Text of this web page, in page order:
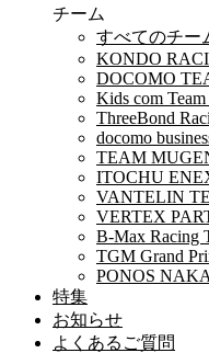
チーム
すべてのチー
KONDO
DOCOMO
Kids com
ThreeBond
docomo
TEAM
ITOCHU
VANTELIN
VERTEX
B-Max Racing
TGM Grand
PONOS
特集
お知らせ
よくあるご質問